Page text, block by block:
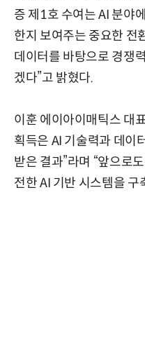
증 제1호 수여는 AI 분야
한지 보여주는 중요한 전
데이터를 바탕으로 경쟁
겠다”고 밝혔다.
이훈 에이아이매틱스 대
획득은 AI 기술력과 데이
받은 결과”라며 “앞으로
전한 AI 기반 시스템을 구